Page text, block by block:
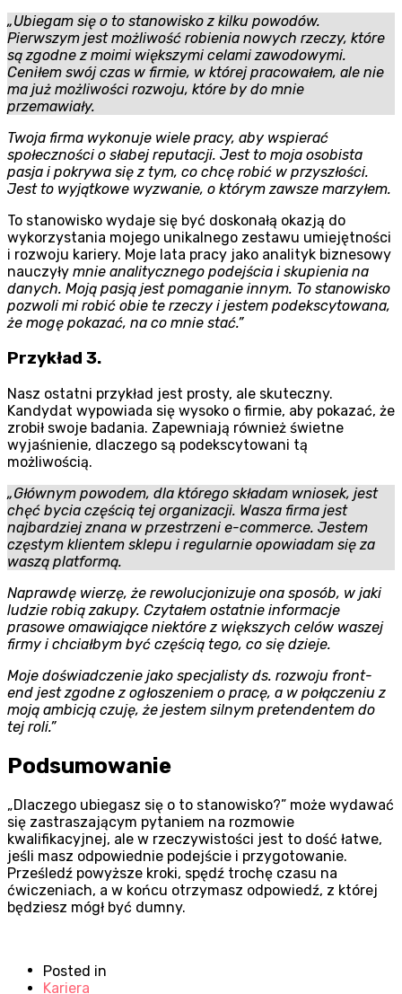
„Ubiegam się o to stanowisko z kilku powodów.
Pierwszym jest możliwość robienia nowych rzeczy, które
są zgodne z moimi większymi celami zawodowymi.
Ceniłem swój czas w firmie, w której pracowałem, ale nie
ma już możliwości rozwoju, które by do mnie
przemawiały.
Twoja firma wykonuje wiele pracy, aby wspierać
społeczności o słabej reputacji. Jest to moja osobista
pasja i pokrywa się z tym, co chcę robić w przyszłości.
Jest to wyjątkowe wyzwanie, o którym zawsze marzyłem.
To stanowisko wydaje się być doskonałą okazją do
wykorzystania mojego unikalnego zestawu umiejętności
i rozwoju kariery. Moje lata pracy jako analityk biznesowy
nauczyły mnie analitycznego podejścia i skupienia na
danych. Moją pasją jest pomaganie innym. To stanowisko
pozwoli mi robić obie te rzeczy i jestem podekscytowana,
że mogę pokazać, na co mnie stać.”
Przykład 3.
Nasz ostatni przykład jest prosty, ale skuteczny.
Kandydat wypowiada się wysoko o firmie, aby pokazać, że
zrobił swoje badania. Zapewniają również świetne
wyjaśnienie, dlaczego są podekscytowani tą
możliwością.
„Głównym powodem, dla którego składam wniosek, jest
chęć bycia częścią tej organizacji. Wasza firma jest
najbardziej znana w przestrzeni e-commerce. Jestem
częstym klientem sklepu i regularnie opowiadam się za
waszą platformą.
Naprawdę wierzę, że rewolucjonizuje ona sposób, w jaki
ludzie robią zakupy. Czytałem ostatnie informacje
prasowe omawiające niektóre z większych celów waszej
firmy i chciałbym być częścią tego, co się dzieje.
Moje doświadczenie jako specjalisty ds. rozwoju front-
end jest zgodne z ogłoszeniem o pracę, a w połączeniu z
moją ambicją czuję, że jestem silnym pretendentem do
tej roli.”
Podsumowanie
„Dlaczego ubiegasz się o to stanowisko?” może wydawać
się zastraszającym pytaniem na rozmowie
kwalifikacyjnej, ale w rzeczywistości jest to dość łatwe,
jeśli masz odpowiednie podejście i przygotowanie.
Prześledź powyższe kroki, spędź trochę czasu na
ćwiczeniach, a w końcu otrzymasz odpowiedź, z której
będziesz mógł być dumny.
Posted in
Kariera